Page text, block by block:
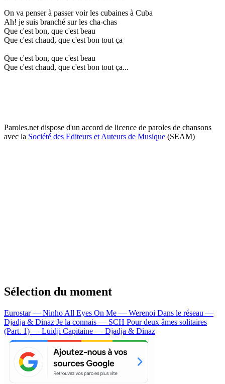
On va penser à passer voir les cubaines à Cuba
Ah! je suis branché sur les cha-chas
Que c'est bon, que c'est beau
Que c'est chaud, que c'est bon tout ça
Que c'est bon, que c'est beau
Que c'est chaud, que c'est bon tout ça...
Paroles.net dispose d'un accord de licence de paroles de chansons
avec la Société des Editeurs et Auteurs de Musique (SEAM)
Sélection du moment
Eurostar — Ninho All Eyes On Me — Werenoi Dans le réseau —
Djadja & Dinaz Je la connais — SCH Pour deux âmes solitaires
(Part. 1) — Luidji Capitaine — Djadja & Dinaz